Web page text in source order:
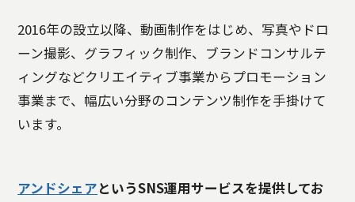
2016年の設立以降、動画制作をはじめ、写真やドロ
ーン撮影、グラフィック制作、ブランドコンサルテ
ィングなどクリエイティブ事業からプロモーション
事業まで、幅広い分野のコンテンツ制作を手掛けて
います。
アンドシェアというSNS運用サービスを提供してお